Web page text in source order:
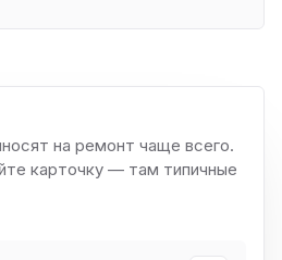
на ремонт чаще всего.
карточку — там типичные